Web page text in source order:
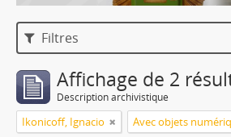
Filtres
Affichage de 2
Description archivistique
Ikonicoff, Ignacio Avec objets